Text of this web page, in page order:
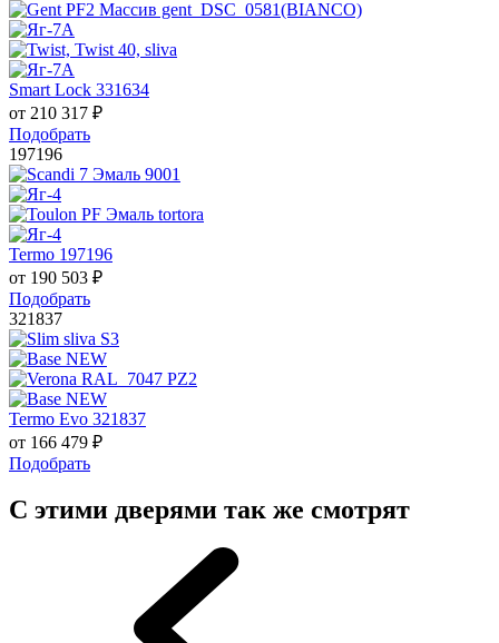
Smart Lock 331634
от 210 317 ₽
Подобрать
197196
Termo 197196
от 190 503 ₽
Подобрать
321837
Termo Evo 321837
от 166 479 ₽
Подобрать
С этими дверями так же смотрят